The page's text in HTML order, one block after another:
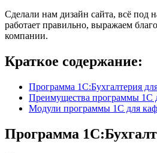
Сделали нам дизайн сайта, всё под
работает правильно, выражаем
компании.
Краткое содержание:
Программа 1С:Бухгалтерия
Преимущества программы 1С
Модули программы 1С для
Программа